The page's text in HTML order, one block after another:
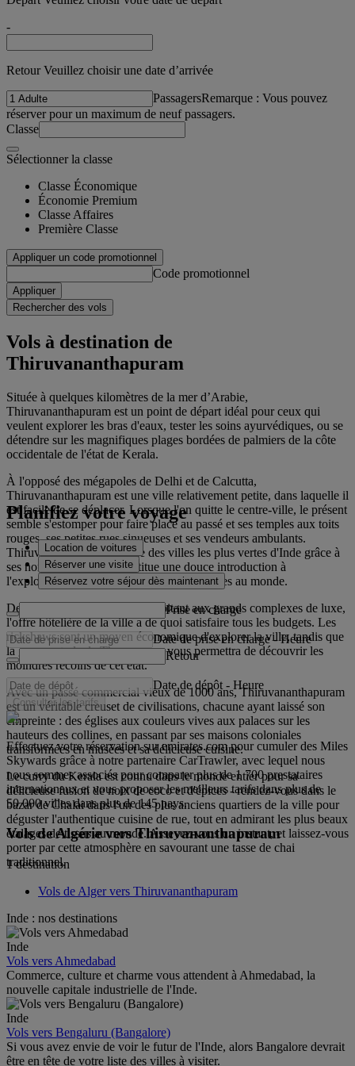
-
Retour Veuillez choisir une date d’arrivée
PassagersRemarque : Vous pouvez
réserver pour un maximum de neuf passagers.
Classe
Sélectionner la classe
Classe Économique
Économie Premium
Classe Affaires
Première Classe
Appliquer un code promotionnel
Code promotionnel
Appliquer
Rechercher des vols
Vols à destination de
Thiruvananthapuram
Située à quelques kilomètres de la mer d’Arabie,
Thiruvananthapuram est un point de départ idéal pour ceux qui
veulent explorer les bras d'eaux, tester les soins ayurvédiques, ou se
détendre sur les magnifiques plages bordées de palmiers de la côte
occidentale de l'état de Kerala.
À l'opposé des mégapoles de Delhi et de Calcutta,
Thiruvananthapuram est une ville relativement petite, dans laquelle il
est facile de se déplacer. Lorsque l'on quitte le centre-ville, le présent
semble s'estomper pour faire place au passé et ses temples aux toits
rouges, ses petites rues sinueuses et ses vendeurs ambulants.
Thiruvananthapuram - l'une des villes les plus vertes d'Inde grâce à
ses nombreux parcs - constitue une douce introduction à
l'exploration d'un des pays les plus mystiques au monde.
Des chambres calmes chez l'habitant aux grands complexes de luxe,
l'offre hôtelière de la ville a de quoi satisfaire tous les budgets. Les
rickshaws sont un moyen économique d'explorer la ville, tandis que
la gare centrale de Thampanoor vous permettra de découvrir les
moindres recoins de cet état.
Avec un passé commercial vieux de 1000 ans, Thiruvananthapuram
est un véritable creuset de civilisations, chacune ayant laissé son
empreinte : des églises aux couleurs vives aux palaces sur les
hauteurs des collines, en passant par ses maisons coloniales
transformées en musées et sa délicieuse cuisine.
Le curry du Kerala est connu dans le monde entier pour sa
délicieuse fusion de noix de coco et d'épices - rendez-vous dans le
bazar de Chalai dans l'un des plus anciens quartiers de la ville pour
déguster l'authentique cuisine de rue, tout en admirant les plus beaux
étalages de tissus au monde. Asseyez-vous un instant, et laissez-vous
porter par cette atmosphère en savourant une tasse de chai
traditionnel.
Planifiez votre voyage
Location de voitures
Réserver une visite
Réservez votre séjour dès maintenant
Prise en charge
Date de prise en charge - Heure
Retour
Date de dépôt - Heure
Consulter les tarifs
Effectuez votre réservation sur emirates.com pour cumuler des Miles
Skywards grâce à notre partenaire CarTrawler, avec lequel nous
nous sommes associés pour comparer plus de 1 700 prestataires
internationaux et vous proposer les meilleurs tarifs dans plus de
50 000 villes dans plus de 145 pays.
Vols de Algérie vers Thiruvananthapuram
1 destination
Vols de Alger vers Thiruvananthapuram
Inde : nos destinations
Inde
Vols vers Ahmedabad
Commerce, culture et charme vous attendent à Ahmedabad, la
nouvelle capitale industrielle de l'Inde.
Inde
Vols vers Bengaluru (Bangalore)
Si vous avez envie de voir le futur de l'Inde, alors Bangalore devrait
être en tête de votre liste des villes à visiter.